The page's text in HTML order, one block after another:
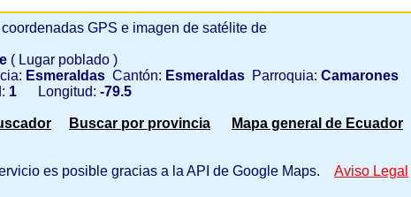
coordenadas GPS e imagen de satélite de
( Lugar poblado )
Esmeraldas Cantón: Esmeraldas Parroquia: Camarones
1 Longitud: -79.5
Buscar por provincia Mapa general de Ecuador
es posible gracias a la API de Google Maps. Aviso Legal